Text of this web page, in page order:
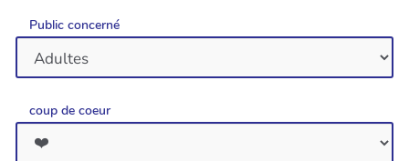
Public concerné
coup de coeur